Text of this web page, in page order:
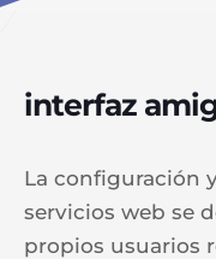
interfaz
La configuración
servicios web se
propios usuarios